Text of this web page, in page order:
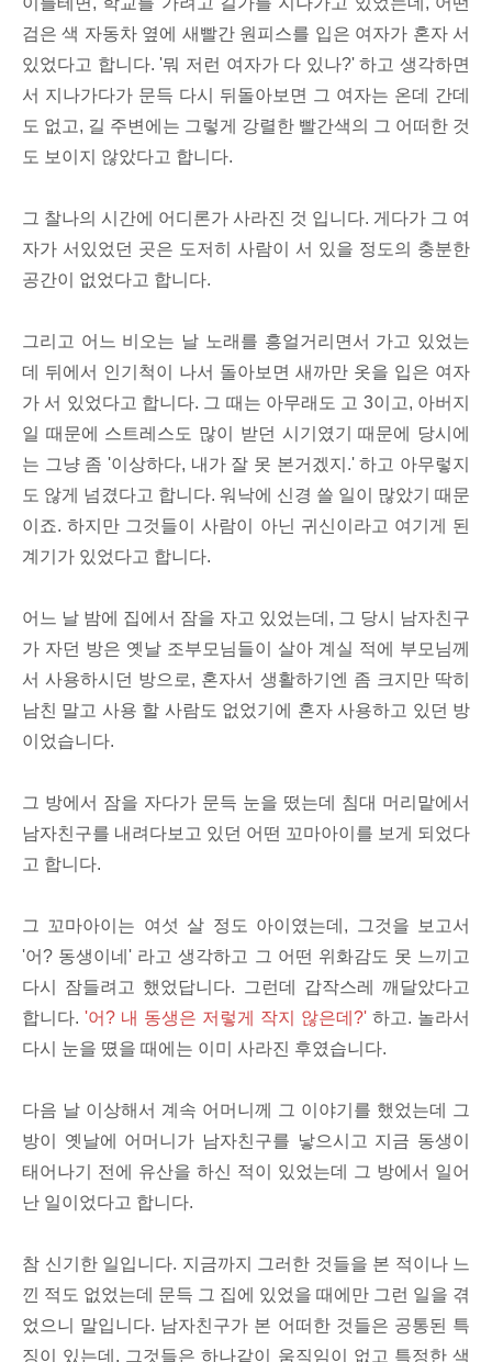
검은 색 자동차 옆에 새빨간 원피스를 입은 여자가 혼자 서
있었다고 합니다. '뭐 저런 여자가 다 있나?' 하고 생각하면
서 지나가다가 문득 다시 뒤돌아보면 그 여자는 온데 간데
도 없고, 길 주변에는 그렇게 강렬한 빨간색의 그 어떠한 것
도 보이지 않았다고 합니다.
그 찰나의 시간에 어디론가 사라진 것 입니다. 게다가 그 여
자가 서있었던 곳은 도저히 사람이 서 있을 정도의 충분한
공간이 없었다고 합니다.
그리고 어느 비오는 날 노래를 흥얼거리면서 가고 있었는
데 뒤에서 인기척이 나서 돌아보면 새까만 옷을 입은 여자
가 서 있었다고 합니다. 그 때는 아무래도 고 3이고, 아버지
일 때문에 스트레스도 많이 받던 시기였기 때문에 당시에
는 그냥 좀 '이상하다, 내가 잘 못 본거겠지.' 하고 아무렇지
도 않게 넘겼다고 합니다. 워낙에 신경 쓸 일이 많았기 때문
이죠. 하지만 그것들이 사람이 아닌 귀신이라고 여기게 된
계기가 있었다고 합니다.
어느 날 밤에 집에서 잠을 자고 있었는데, 그 당시 남자친구
가 자던 방은 옛날 조부모님들이 살아 계실 적에 부모님께
서 사용하시던 방으로, 혼자서 생활하기엔 좀 크지만 딱히
남친 말고 사용 할 사람도 없었기에 혼자 사용하고 있던 방
이었습니다.
그 방에서 잠을 자다가 문득 눈을 떴는데 침대 머리맡에서
남자친구를 내려다보고 있던 어떤 꼬마아이를 보게 되었다
고 합니다.
그 꼬마아이는 여섯 살 정도 아이였는데, 그것을 보고서
'어? 동생이네' 라고 생각하고 그 어떤 위화감도 못 느끼고
다시 잠들려고 했었답니다. 그런데 갑작스레 깨달았다고
합니다. '어? 내 동생은 저렇게 작지 않은데?' 하고. 놀라서
다시 눈을 뗬을 때에는 이미 사라진 후였습니다.
다음 날 이상해서 계속 어머니께 그 이야기를 했었는데 그
방이 옛날에 어머니가 남자친구를 낳으시고 지금 동생이
태어나기 전에 유산을 하신 적이 있었는데 그 방에서 일어
난 일이었다고 합니다.
참 신기한 일입니다. 지금까지 그러한 것들을 본 적이나 느
낀 적도 없었는데 문득 그 집에 있었을 때에만 그런 일을 겪
었으니 말입니다. 남자친구가 본 어떠한 것들은 공통된 특
징이 있는데, 그것들은 하나같이 움직임이 없고 특정한 색